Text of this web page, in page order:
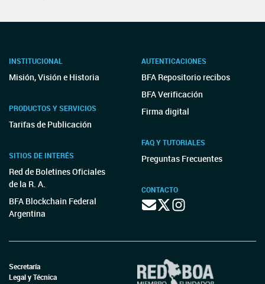
INSTITUCIONAL
Misión, Visión e Historia
PRODUCTOS Y SERVICIOS
Tarifas de Publicación
SITIOS DE INTERÉS
Red de Boletines Oficiales
de la R. A.
BFA Blockchain Federal
Argentina
AUTENTICACIONES
BFA Repositorio recibos
BFA Verificación
Firma digital
FAQ Y TUTORIALES
Preguntas Frecuentes
CONTACTO
Secretaría
Legal y Técnica